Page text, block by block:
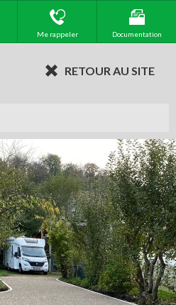
Me rappeler Documentation
RETOUR AU SITE